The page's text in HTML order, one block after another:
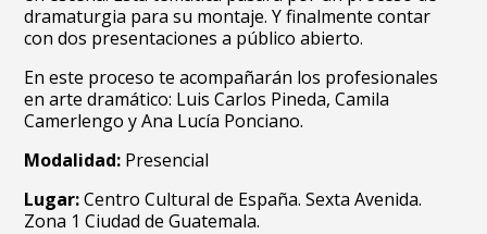
dramaturgia para su montaje. Y finalmente contar
con dos presentaciones a público abierto.
En este proceso te acompañarán los profesionales
en arte dramático: Luis Carlos Pineda, Camila
Camerlengo y Ana Lucía Ponciano.
Modalidad: Presencial
Lugar:Centro Cultural de España. Sexta Avenida.
Zona 1 Ciudad de Guatemala.